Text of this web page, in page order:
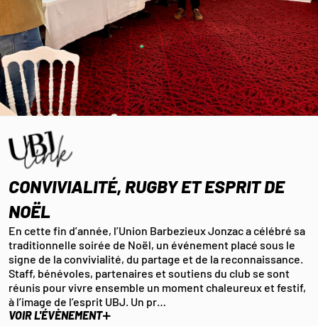
CONVIVIALITÉ, RUGBY ET ESPRIT DE
NOËL
En cette fin d’année, l’Union Barbezieux Jonzac a célébré sa
traditionnelle soirée de Noël, un événement placé sous le
signe de la convivialité, du partage et de la reconnaissance.
Staff, bénévoles, partenaires et soutiens du club se sont
réunis pour vivre ensemble un moment chaleureux et festif,
à l’image de l’esprit UBJ. Un pr…
VOIR L'ÉVÈNEMENT+